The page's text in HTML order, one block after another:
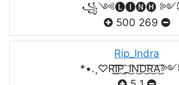
꧁༺🅛🅘🅝🅗
500 269
Rip_Indra